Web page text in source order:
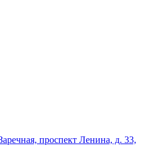
проспект Ленина, д. 33,